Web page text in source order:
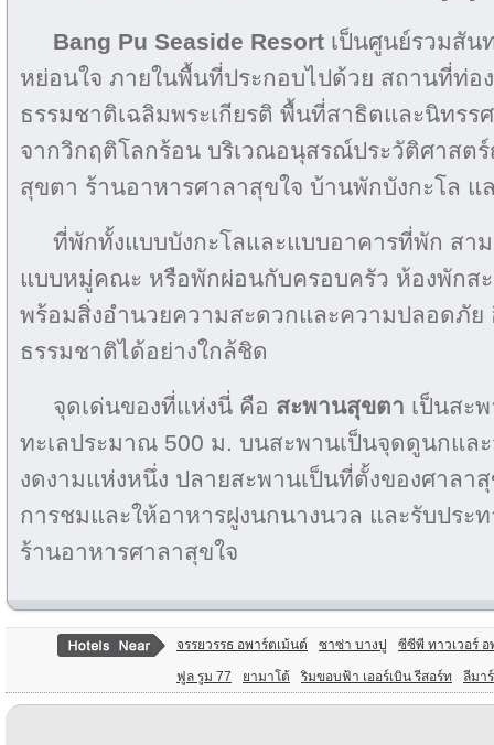
Bang Pu Seaside Resort เป็นศูนย์รวมสัน
หย่อนใจ ภายในพื้นที่ประกอบไปด้วย สถานที่ท่อ
ธรรมชาติเฉลิมพระเกียรติ พื้นที่สาธิตและนิทรร
จากวิกฤติโลกร้อน บริเวณอนุสรณ์ประวัติศาส
สุขตา ร้านอาหารศาลาสุขใจ บ้านพักบังกะโล แ
ที่พักทั้งแบบบังกะโลและแบบอาคารที่พัก สา
แบบหมู่คณะ หรือพักผ่อนกับครอบครัว ห้องพักส
พร้อมสิ่งอำนวยความสะดวกและความปลอดภัย
ธรรมชาติได้อย่างใกล้ชิด
จุดเด่นของที่แห่งนี่ คือ สะพานสุขตา เป็นสะ
ทะเลประมาณ 500 ม. บนสะพานเป็นจุดดูนกแล
งดงามแห่งหนึ่ง ปลายสะพานเป็นที่ตั้งของศาลา
การชมและให้อาหารฝูงนกนางนวล และรับประ
ร้านอาหารศาลาสุขใจ
จรรยวรรธ อพาร์ตเม้นต์ ซาซ่า บางปู ซีซีพี ทาวเวอร์
ฟูล รูม 77 ยามาโต้ ริมขอบฟ้า เออร์เบิน รีสอร์ท ลีมา